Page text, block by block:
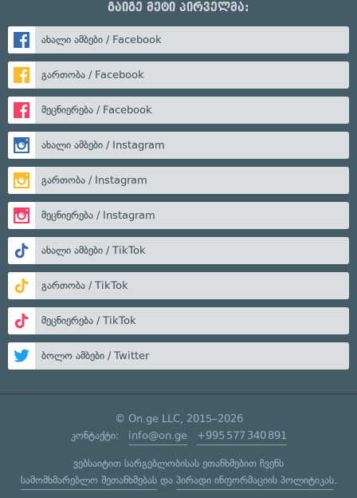
გაიგე მეტი პირველმა:
ახალი ამბები / Facebook
გართობა / Facebook
მეცნიერება / Facebook
ახალი ამბები / Instagram
გართობა / Instagram
მეცნიერება / Instagram
ახალი ამბები / TikTok
გართობა / TikTok
მეცნიერება / TikTok
ბოლო ამბები / Twitter
© On.ge LLC, 2015–2026
კონტაქტი: info@on.ge +995 577 340 891
ვებსაიტით სარგებლობისას ეთანხმებით ჩვენს
სამომხმარებლო შეთანხმებასდა პირადი ინფორმაციის პოლიტიკას.